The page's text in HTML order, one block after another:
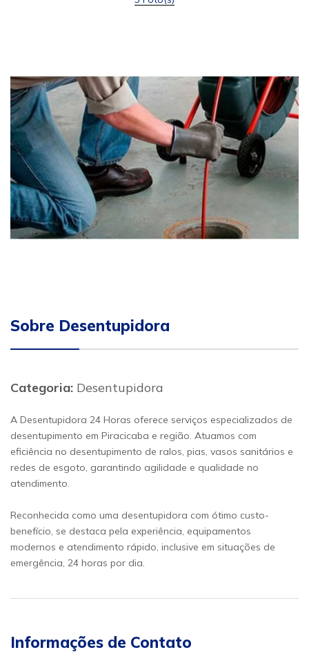
Sobre Desentupidora
Categoria: Desentupidora
A Desentupidora 24 Horas oferece serviços especializados de
desentupimento em Piracicaba e região. Atuamos com
eficiência no desentupimento de ralos, pias, vasos sanitários e
redes de esgoto, garantindo agilidade e qualidade no
atendimento.
Reconhecida como uma desentupidora com ótimo custo-
benefício, se destaca pela experiência, equipamentos
modernos e atendimento rápido, inclusive em situações de
emergência, 24 horas por dia.
Informações de Contato